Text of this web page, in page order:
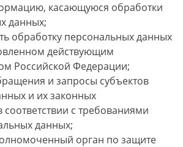
касающуюся обработки
данных;
обработку персональных данных
действующим
Российской Федерации;
и запросы субъектов
и их законных
соответствии с требованиями
данных;
орган по защите